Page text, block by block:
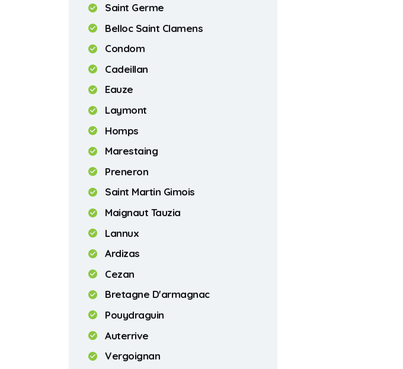
Saint Germe
Belloc Saint Clamens
Condom
Cadeillan
Eauze
Laymont
Homps
Marestaing
Preneron
Saint Martin Gimois
Maignaut Tauzia
Lannux
Ardizas
Cezan
Bretagne D'armagnac
Pouydraguin
Auterrive
Vergoignan